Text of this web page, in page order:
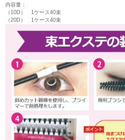
内容量：
（10D） 1ケース40束
（20D） 1ケース40束